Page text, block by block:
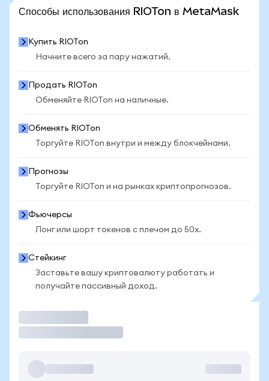
Способы использования RIOTon в MetaMask
Купить RIOTon
Начните всего за пару нажатий.
Продать RIOTon
Обменяйте RIOTon на наличные.
Обменять RIOTon
Торгуйте RIOTon внутри и между блокчейнами.
Прогнозы
Торгуйте RIOTon и на рынках криптопрогнозов.
Фьючерсы
Лонг или шорт токенов с плечом до 50x.
Стейкинг
Заставьте вашу криптовалюту работать и
получайте пассивный доход.